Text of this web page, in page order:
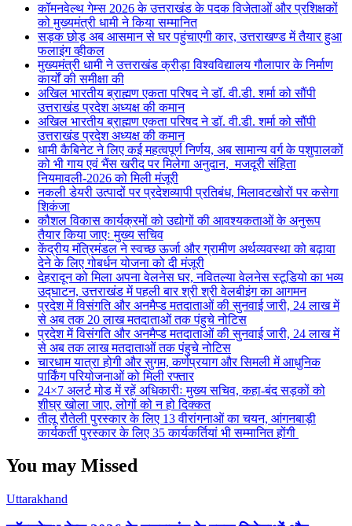
कॉमनवेल्थ गेम्स 2026 के उत्तराखंड के पदक विजेताओं और प्रशिक्षकों
को मुख्यमंत्री धामी ने किया सम्मानित
सड़क छोड़ अब आसमान से घर पहुंचाएगी कार, उत्तराखण्ड में तैयार हुआ
फलाइंग व्हीकल
मुख्यमंत्री धामी ने उत्तराखंड क्रीड़ा विश्वविद्यालय गौलापार के निर्माण
कार्यों की समीक्षा की
अखिल भारतीय ब्राह्मण एकता परिषद ने डॉ. वी.डी. शर्मा को सौंपी
उत्तराखंड प्रदेश अध्यक्ष की कमान
अखिल भारतीय ब्राह्मण एकता परिषद ने डॉ. वी.डी. शर्मा को सौंपी
उत्तराखंड प्रदेश अध्यक्ष की कमान
धामी कैबिनेट ने लिए कई महत्वपूर्ण निर्णय, अब सामान्य वर्ग के पशुपालकों
को भी गाय एवं भैंस खरीद पर मिलेगा अनुदान, मजदूरी संहिता
नियमावली-2026 को मिली मंजूरी
नकली डेयरी उत्पादों पर प्रदेशव्यापी प्रतिबंध, मिलावटखोरों पर कसेगा
शिकंजा
कौशल विकास कार्यक्रमों को उद्योगों की आवश्यकताओं के अनुरूप
तैयार किया जाएः मुख्य सचिव
केंद्रीय मंत्रिमंडल ने स्वच्छ ऊर्जा और ग्रामीण अर्थव्यवस्था को बढ़ावा
देने के लिए गोबर्धन योजना को दी मंजूरी
देहरादून को मिला अपना वेलनेस घर, नवितल्या वेलनेस स्टूडियो का भव्य
उद्घाटन, उत्तराखंड में पहली बार श्री श्री वेलबीइंग का आगमन
प्रदेश में विसंगति और अनमैप्ड मतदाताओं की सुनवाई जारी, 24 लाख में
से अब तक 20 लाख मतदाताओं तक पंहुचे नोटिस
प्रदेश में विसंगति और अनमैप्ड मतदाताओं की सुनवाई जारी, 24 लाख में
से अब तक लाख मतदाताओं तक पंहुचे नोटिस
चारधाम यात्रा होगी और सुगम, कर्णप्रयाग और सिमली में आधुनिक
पार्किंग परियोजनाओं को मिली रफ्तार
24×7 अलर्ट मोड में रहें अधिकारीः मुख्य सचिव, कहा-बंद सड़कों को
शीघ्र खोला जाए, लोगों को न हो दिक्कत
तीलू रौतेली पुरस्कार के लिए 13 वीरांगनाओं का चयन, आंगनबाड़ी
कार्यकर्ती पुरस्कार के लिए 35 कार्यकर्तियां भी सम्मानित होंगी
You may Missed
Uttarakhand